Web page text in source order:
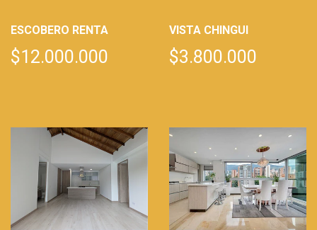
ESCOBERO RENTA
$12.000.000
VISTA CHINGUI
$3.800.000